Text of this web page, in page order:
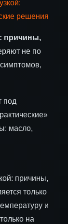
решения
причины,
не по
под
масло,
причины,
только
и
на